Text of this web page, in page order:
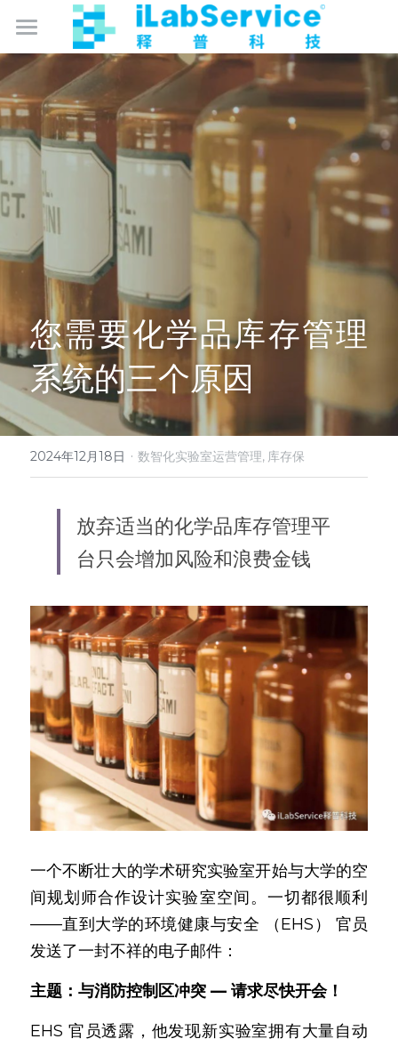
数智化实验室管理
数智化卫生监督
产品中心
库存保
智能硬件产品
成为合作伙伴
免费试用
关于我们
简体中文
简体中文
English
微信客服
您需要化学品库存管理
系统的三个原因
2024年12月18日 · 数智化实验室运营管理, 库存保
放弃适当的化学品库存管理平
台只会增加风险和浪费金钱
一个不断壮大的学术研究实验室开始与大学的空
间规划师合作设计实验室空间。一切都很顺利
——直到大学的环境健康与安全 （EHS） 官员
发送了一封不祥的电子邮件：
主题：与消防控制区冲突 — 请求尽快开会！
EHS 官员透露，他发现新实验室拥有大量自动